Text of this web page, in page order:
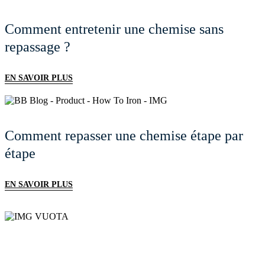
Comment entretenir une chemise sans
repassage ?
EN SAVOIR PLUS
Comment repasser une chemise étape par
étape
EN SAVOIR PLUS